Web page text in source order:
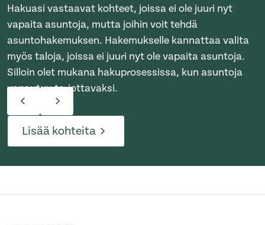
Hakuasi vastaavat kohteet, joissa ei ole juuri nyt
vapaita asuntoja, mutta joihin voit tehdä
asuntohakemuksen. Hakemukselle kannattaa valita
myös taloja, joissa ei juuri nyt ole vapaita asuntoja.
Silloin olet mukana hakuprosessissa, kun asuntoja
vapautuu tarjottavaksi.
Lisää kohteita